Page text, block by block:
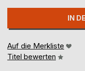
IN
Auf die Merkliste
Titel bewerten